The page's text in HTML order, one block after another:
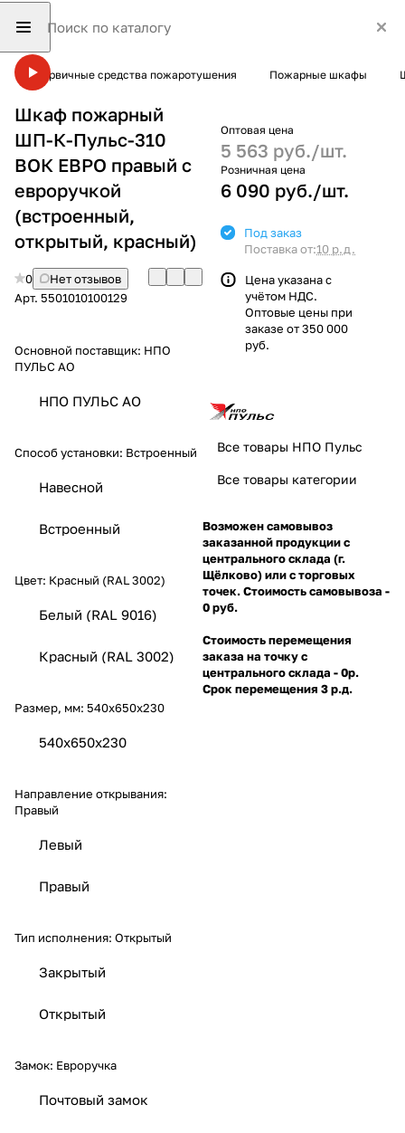
Первичные средства пожаротушения Пожарные шкафы
Шкаф пожарный
ШП-К-Пульс-310
ВОК ЕВРО правый с
евроручкой
(встроенный,
открытый, красный)
0
Нет отзывов
Арт. 5501010100129
Основной поставщик: НПО
ПУЛЬС АО
НПО ПУЛЬС АО
Способ установки: Встроенный
Навесной
Встроенный
Цвет: Красный (RAL 3002)
Белый (RAL 9016)
Красный (RAL 3002)
Размер, мм: 540х650х230
540х650х230
Направление открывания:
Правый
Левый
Правый
Тип исполнения: Открытый
Закрытый
Открытый
Замок: Евроручка
Почтовый замок
Оптовая цена
5 563 руб./шт.
Розничная цена
6 090 руб./шт.
Под заказ
Поставка от:10 р.д.
Цена указана с
учётом НДС.
Оптовые цены при
заказе от 350 000
руб.
Все товары НПО Пульс
Все товары категории
Возможен самовывоз
заказанной продукции с
центрального склада (г.
Щёлково) или с торговых
точек. Стоимость самовывоза -
0 руб.
Стоимость перемещения
заказа на точку с
центрального склада - 0р.
Срок перемещения 3 р.д.